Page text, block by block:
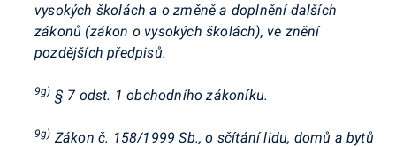
vysokých školách a o změně a doplnění dalších
zákonů (zákon o vysokých školách), ve znění
pozdějších předpisů.
9g) § 7 odst. 1 obchodního zákoníku.
9g) Zákon č. 158/1999 Sb., o sčítání lidu, domů a bytů